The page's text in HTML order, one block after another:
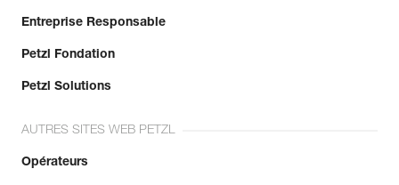
Entreprise Responsable
Petzl Fondation
Petzl Solutions
AUTRES SITES WEB PETZL
Opérateurs